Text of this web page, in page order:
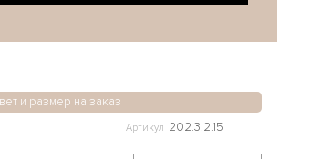
и размер на заказ
Артикул 202.3.2.15